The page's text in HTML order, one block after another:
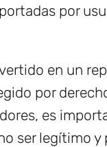
por
en un
por
es
ser legítimo